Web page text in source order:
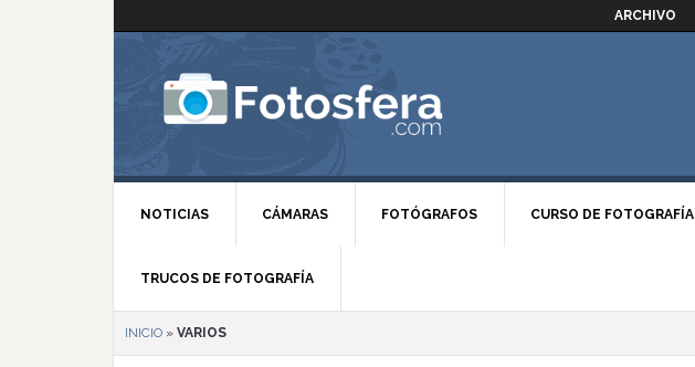
ARCHIVO
NOTICIAS CÁMARAS FOTÓGRAFOS CURSO DE FOTOGRAFÍA
TRUCOS DE FOTOGRAFÍA
INICIO » VARIOS